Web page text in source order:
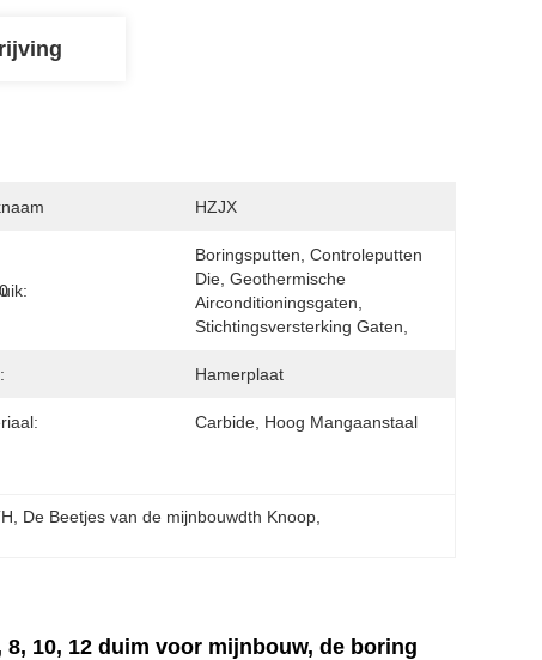
HZJX
Boringsputten, Controleputten
Die, Geothermische
Airconditioningsgaten,
Stichtingsversterking Gaten,
Hamerplaat
Carbide, Hoog Mangaanstaal
De Beetjes van de mijnbouwdth Knoop
8, 10, 12 duim voor mijnbouw, de boring